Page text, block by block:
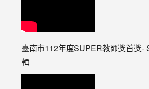
臺南市112年度SUPER教師獎首獎-
輯